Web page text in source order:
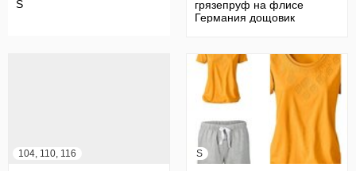
S
грязепруф на флисе
Германия дощовик
104, 110, 116 S